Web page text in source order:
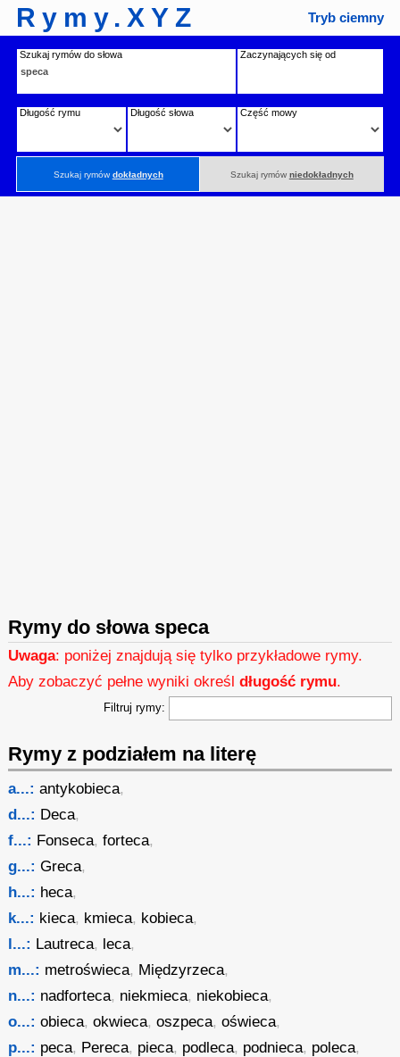
Rymy.XYZ Tryb ciemny
Szukaj rymów do słowa Zaczynających się od
Długość rymu Długość słowa Część mowy
Szukaj rymówdokładnych Szukaj rymów niedokładnych
Rymy do słowa speca
Uwaga: poniżej znajdują się tylko przykładowe rymy.
Aby zobaczyć pełne wyniki określdługość rymu.
Filtruj rymy:
Rymy z podziałem na literę
a...: antykobieca,
d...: Deca,
f...: Fonseca,forteca,
g...: Greca,
h...: heca,
k...: kieca, kmieca, kobieca,
l...: Lautreca, leca,
m...: metroświeca, Międzyrzeca,
n...: nadforteca, niekmieca, niekobieca,
o...: obieca,okwieca,oszpeca,oświeca,
p...: peca, Pereca, pieca, podleca, podnieca, poleca,